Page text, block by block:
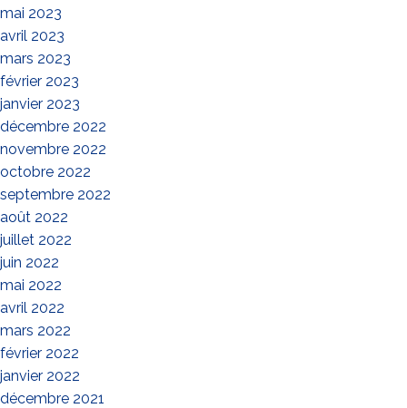
mai 2023
avril 2023
mars 2023
février 2023
janvier 2023
décembre 2022
novembre 2022
octobre 2022
septembre 2022
août 2022
juillet 2022
juin 2022
mai 2022
avril 2022
mars 2022
février 2022
janvier 2022
décembre 2021